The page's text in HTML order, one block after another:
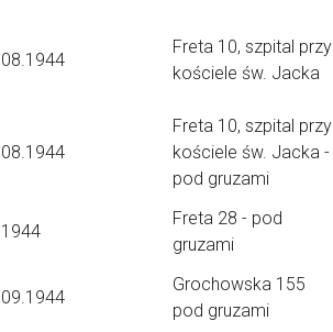
Freta 10, szpital przy
kościele św. Jacka
Freta 10, szpital przy
kościele św. Jacka -
pod gruzami
Freta 28 - pod
gruzami
Grochowska 155
pod gruzami